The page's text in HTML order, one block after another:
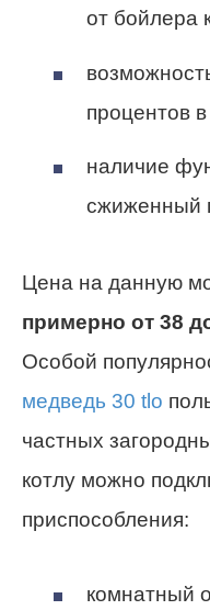
от бойлера
процентов
наличие
сжиженный
Цена на данную
примерно от 38
Особой
медведь 30 tlo
частных
котлу можно
приспособления:
комнатный